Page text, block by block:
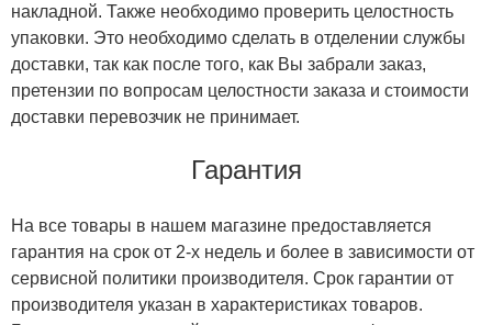
накладной. Также необходимо проверить целостность
упаковки. Это необходимо сделать в отделении службы
доставки, так как после того, как Вы забрали заказ,
претензии по вопросам целостности заказа и стоимости
доставки перевозчик не принимает.
Гарантия
На все товары в нашем магазине предоставляется
гарантия на срок от 2-х недель и более в зависимости от
сервисной политики производителя. Срок гарантии от
производителя указан в характеристиках товаров.